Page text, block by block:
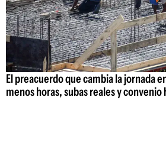
El preacuerdo que cambia la jornada
menos horas, subas reales y convenio